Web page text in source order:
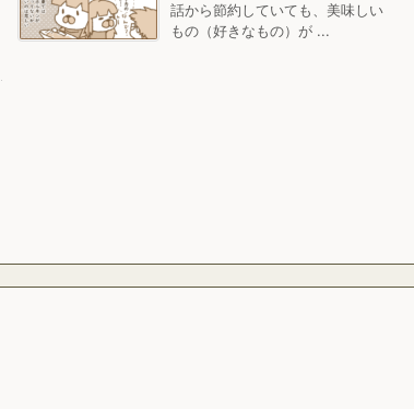
話から節約していても、美味しい
もの（好きなもの）が ...